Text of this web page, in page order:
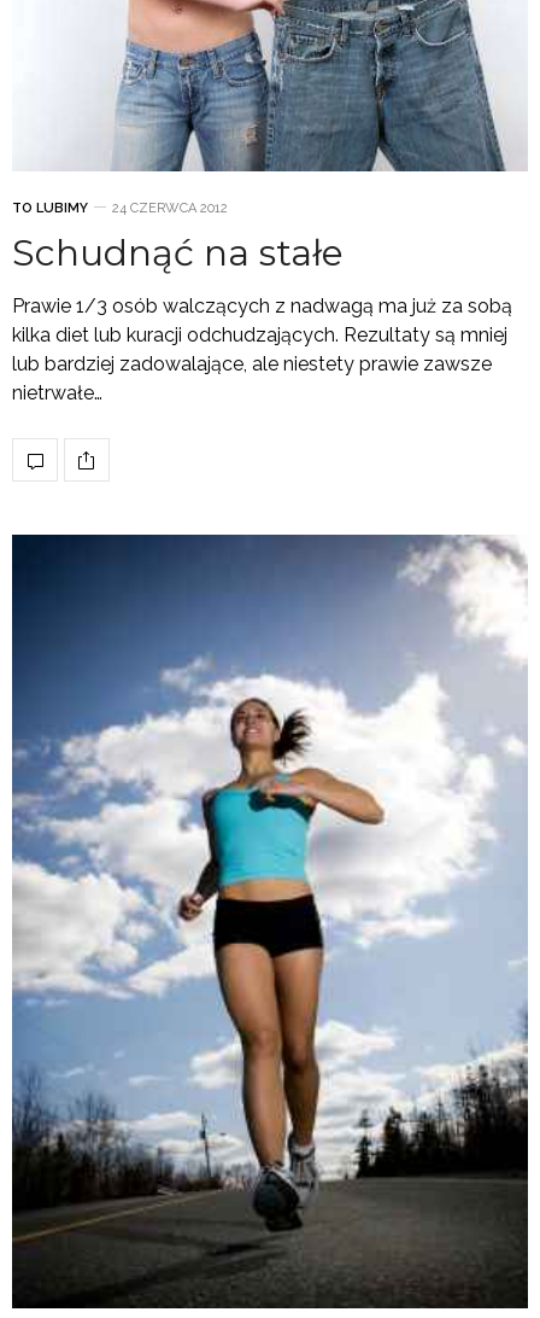
TO LUBIMY 24 CZERWCA 2012
Schudnąć na stałe
Prawie 1/3 osób walczących z nadwagą ma już za sobą
kilka diet lub kuracji odchudzających. Rezultaty są mniej
lub bardziej zadowalające, ale niestety prawie zawsze
nietrwałe…